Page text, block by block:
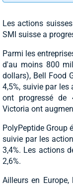
Les actions
SMI suisse a
Parmi les
d'au moins 800
dollars), Bell Food
4,5%, suivie par les
ont progressé de
Victoria ont
PolyPeptide Group
suivie par les
3,4%. Les actions
2,6%.
Ailleurs en